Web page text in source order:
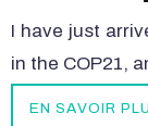
I have just
in the COP21,
EN SAVOIR